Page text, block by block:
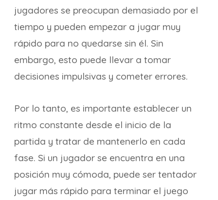
jugadores se preocupan demasiado por el
tiempo y pueden empezar a jugar muy
rápido para no quedarse sin él. Sin
embargo, esto puede llevar a tomar
decisiones impulsivas y cometer errores.
Por lo tanto, es importante establecer un
ritmo constante desde el inicio de la
partida y tratar de mantenerlo en cada
fase. Si un jugador se encuentra en una
posición muy cómoda, puede ser tentador
jugar más rápido para terminar el juego